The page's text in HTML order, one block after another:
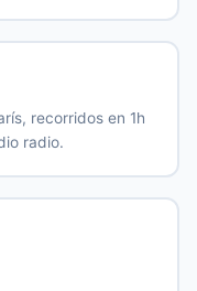
recorridos en 1h
radio.